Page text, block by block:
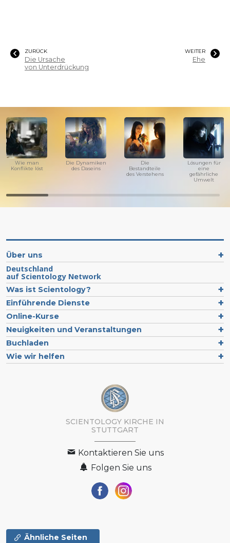
ZURÜCK
Die Ursache
von Unterdrückung
WEITER
Ehe
Wie man
Konflikte löst
Die Dynamiken
des Daseins
Die
Bestandteile
des Verstehens
Lösungen für
eine
gefährliche
Umwelt
Über uns
Deutschland
auf Scientology Network
Was ist Scientology?
Einführende Dienste
Online-Kurse
Neuigkeiten und Veranstaltungen
Buchladen
Wie wir helfen
SCIENTOLOGY KIRCHE IN
STUTTGART
Kontaktieren Sie uns
Folgen Sie uns
Ähnliche Seiten